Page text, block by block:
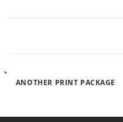
ANOTHER PRINT PACKAGE